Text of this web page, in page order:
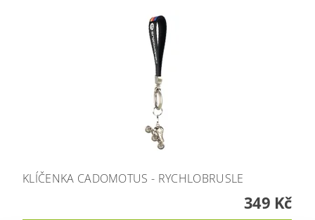
KLÍČENKA CADOMOTUS - RYCHLOBRUSLE
349 Kč